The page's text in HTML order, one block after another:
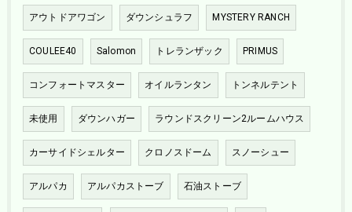
アウトドアワゴン ダウンシュラフ MYSTERY RANCH
COULEE40 Salomon トレランザック PRIMUS
コンフォートマスター オイルランタン トンネルテント
未使用 ダウンハガー ラウンドスクリーン2ルームハウス
カーサイドシェルター クロノスドーム スノーシュー
アルパカ アルパカストーブ 石油ストーブ